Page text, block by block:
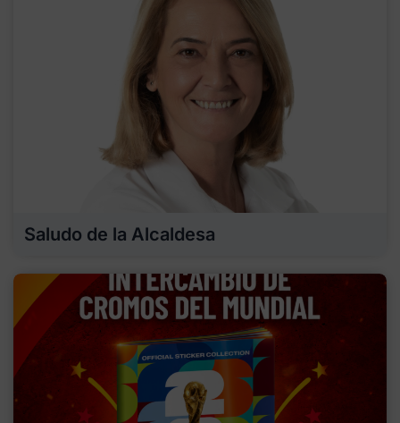
Saludo de la Alcaldesa